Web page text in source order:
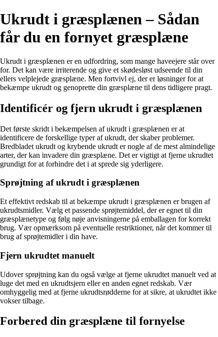
Ukrudt i græsplænen – Sådan
får du en fornyet græsplæne
Ukrudt i græsplænen er en udfordring, som mange haveejere står over
for. Det kan være irriterende og give et skødesløst udseende til din
ellers velplejede græsplæne. Men fortvivl ej, der er løsninger for at
bekæmpe ukrudt og genoprette din græsplæne til dens tidligere pragt.
Identificér og fjern ukrudt i græsplænen
Det første skridt i bekæmpelsen af ukrudt i græsplænen er at
identificere de forskellige typer af ukrudt, der skaber problemer.
Bredbladet ukrudt og krybende ukrudt er nogle af de mest almindelige
arter, der kan invadere din græsplæne. Det er vigtigt at fjerne ukrudtet
grundigt for at forhindre det i at sprede sig yderligere.
Sprøjtning af ukrudt i græsplænen
Et effektivt redskab til at bekæmpe ukrudt i græsplænen er brugen af
ukrudtsmidler. Vælg et passende sprøjtemiddel, der er egnet til din
græsplænetype og følg nøje anvisningerne på emballagen for korrekt
brug. Vær opmærksom på eventuelle restriktioner, når det kommer til
brug af sprøjtemidler i din have.
Fjern ukrudtet manuelt
Udover sprøjtning kan du også vælge at fjerne ukrudtet manuelt ved at
luge det med en ukrudtsjern eller en anden egnet redskab. Vær
omhyggelig med at fjerne ukrudtsrødderne for at sikre, at ukrudtet ikke
vokser tilbage.
Forbered din græsplæne til fornyelse